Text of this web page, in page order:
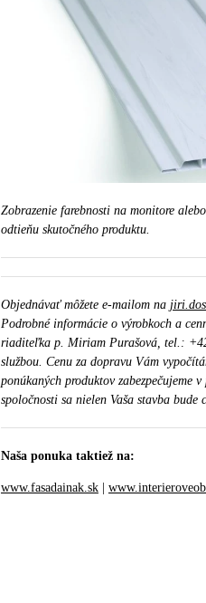
Zobrazenie farebnosti na monitore
odtieňu skutočného produktu.
Objednávať môžete e-mailom na
Podrobné informácie o výrobkoch a
riaditeľka p. Miriam Purašová, tel.:
službou. Cenu za dopravu Vám
ponúkaných produktov zabezpečujeme
spoločnosti sa nielen Vaša stavba
Naša ponuka taktiež na:
www.fasadainak.sk|